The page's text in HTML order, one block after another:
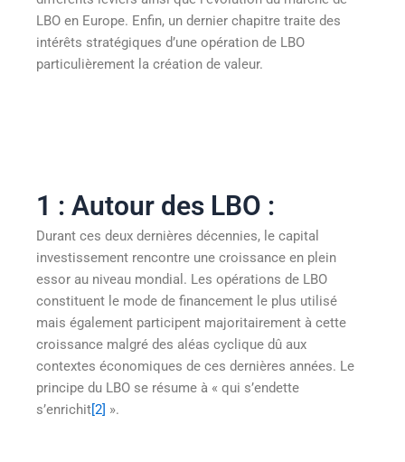
LBO en Europe. Enfin, un dernier chapitre traite des
intérêts stratégiques d’une opération de LBO
particulièrement la création de valeur.
1 : Autour des LBO :
Durant ces deux dernières décennies, le capital
investissement rencontre une croissance en plein
essor au niveau mondial. Les opérations de LBO
constituent le mode de financement le plus utilisé
mais également participent majoritairement à cette
croissance malgré des aléas cyclique dû aux
contextes économiques de ces dernières années. Le
principe du LBO se résume à « qui s’endette
s’enrichit[2] ».